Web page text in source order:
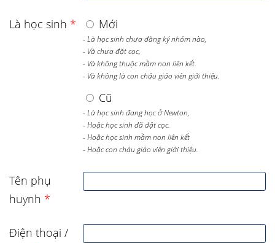
Là học sinh * Mới
- Là học sinh chưa đăng ký nhóm nào,
- Và chưa đặt cọc,
- Và không thuộc mầm non liên kết.
- Và không là con cháu giáo viên giới thiệu.
Cũ
- Là học sinh đang học ở Newton,
- Hoặc học sinh đã đặt cọc.
- Hoặc học sinh mầm non liên kết
- Hoặc con cháu giáo viên giới thiệu.
Tên phụ
huynh *
Điện thoại /